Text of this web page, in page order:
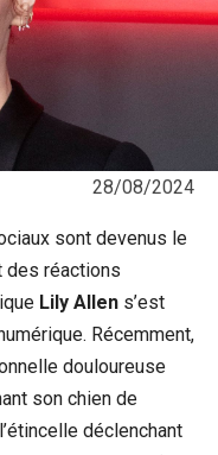
28/08/2024
sont devenus le
des réactions
Lily Allen s’est
Récemment,
douloureuse
son chien de
déclenchant